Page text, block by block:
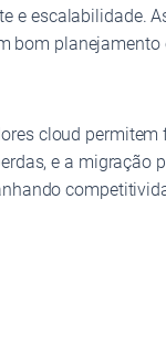
e escalabilidade.
bom
cloud
e a migração